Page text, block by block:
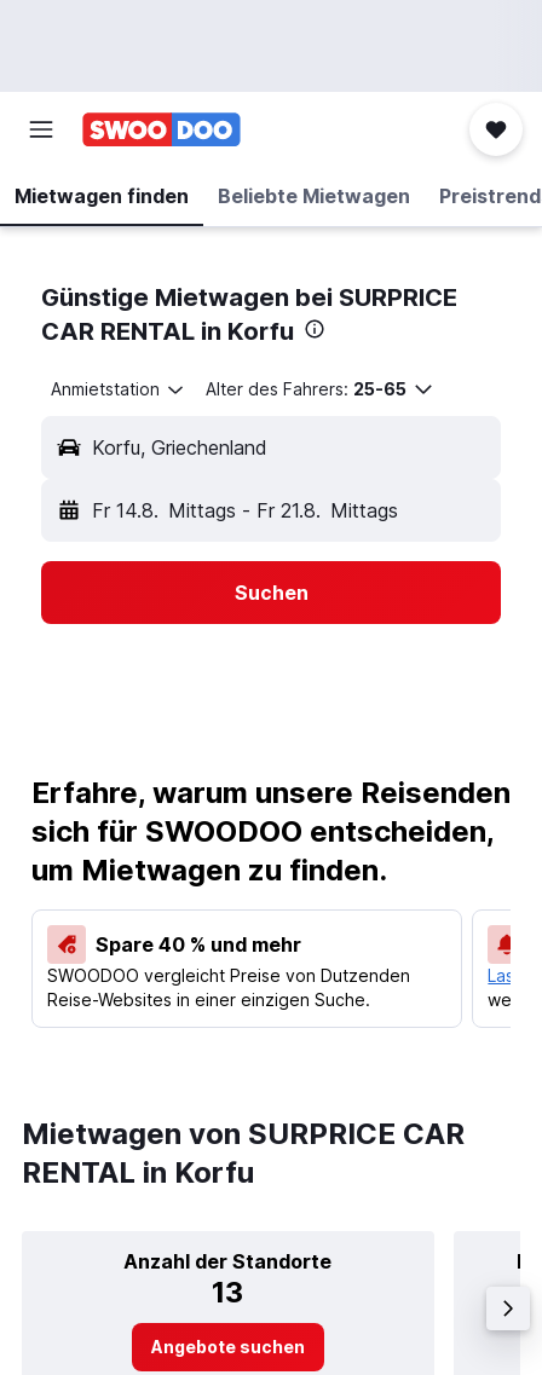
Mietwagen finden Beliebte Mietwagen
Günstige Mietwagen bei SURPRICE
CAR RENTAL in Korfu
Anmietstation Alter des Fahrers: 25-65
Korfu, Griechenland
Fr 14.8. Mittags - Fr 21.8. Mittags
Suchen
Erfahre, warum unsere Reisenden
sich für SWOODOO entscheiden,
um Mietwagen zu finden.
Spare 40 % und mehr
SWOODOO vergleicht Preise von Dutzenden
Reise-Websites in einer einzigen Suche.
Lass
Mietwagen von SURPRICE CAR
RENTAL in Korfu
Anzahl der Standorte
13
Angebote suchen